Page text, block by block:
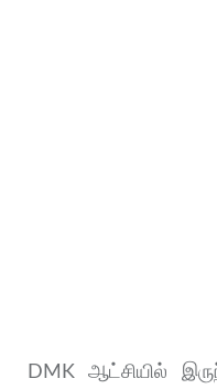
DMK ஆட்சியில்